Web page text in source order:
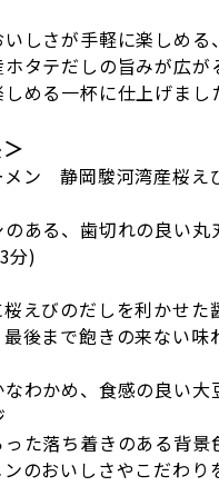
しさが手軽に楽しめる
ホタテだしの旨みが広
める一杯に仕上げまし
ン 静岡駿河湾産桜え
ある、歯切れの良い丸
分)
えびのだしを利かせ
後まで飽きの来ない味
わかめ、食感の良い大
た落ち着きのある背
のおいしさやこだわり